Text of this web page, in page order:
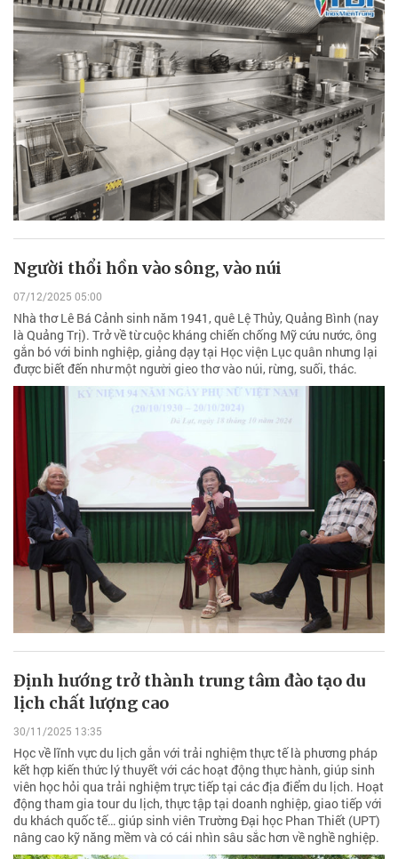
Người thổi hồn vào sông, vào núi
07/12/2025 05:00
Nhà thơ Lê Bá Cảnh sinh năm 1941, quê Lệ Thủy, Quảng Bình (nay
là Quảng Trị). Trở về từ cuộc kháng chiến chống Mỹ cứu nước, ông
gắn bó với binh nghiệp, giảng dạy tại Học viện Lục quân nhưng lại
được biết đến như một người gieo thơ vào núi, rừng, suối, thác.
Định hướng trở thành trung tâm đào tạo du
lịch chất lượng cao
30/11/2025 13:35
Học về lĩnh vực du lịch gắn với trải nghiệm thực tế là phương pháp
kết hợp kiến thức lý thuyết với các hoạt động thực hành, giúp sinh
viên học hỏi qua trải nghiệm trực tiếp tại các địa điểm du lịch. Hoạt
động tham gia tour du lịch, thực tập tại doanh nghiệp, giao tiếp với
du khách quốc tế… giúp sinh viên Trường Đại học Phan Thiết (UPT)
nâng cao kỹ năng mềm và có cái nhìn sâu sắc hơn về nghề nghiệp.